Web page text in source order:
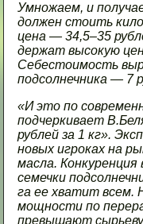
Умножаем, и
должен стоить
цена — 34,5–35
держат высокую
Себестоимость
подсолнечника — 7
«И это по
подчеркивает
рублей за 1 кг».
новых игроках на
масла.
семечки
га ее хватит всем.
мощности по
превышают